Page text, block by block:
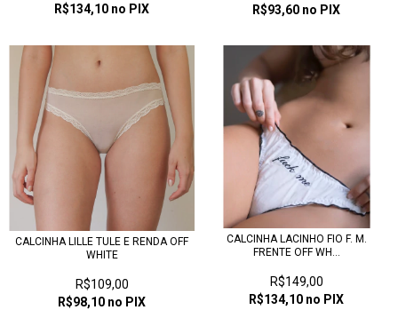
R$134,10 no PIX
R$93,60 no PIX
CALCINHA LILLE TULE E RENDA OFF
WHITE
R$109,00
R$98,10 no PIX
CALCINHA LACINHO FIO F. M.
FRENTE OFF WH...
R$149,00
R$134,10 no PIX